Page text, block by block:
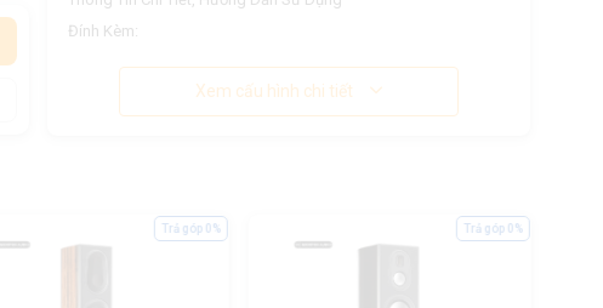
Đính Kèm:
Xem cấu hình chi tiết
Trả góp 0% Trả góp 0%